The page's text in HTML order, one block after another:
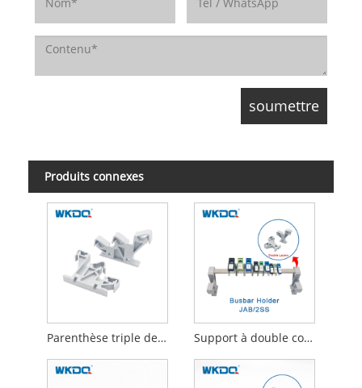
Produits connexes
Parenthèse triple de support de couches pour le nylon PA66 ignifuge de barre omnibus Support à double couche pour jeu de barres en nylon résistant aux flammes PA66